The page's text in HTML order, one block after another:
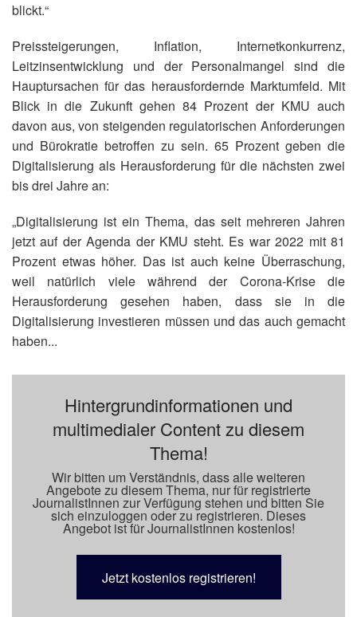
blickt.“
Preissteigerungen, Inflation, Internetkonkurrenz,
Leitzinsentwicklung und der Personalmangel sind die
Hauptursachen für das herausfordernde Marktumfeld. Mit
Blick in die Zukunft gehen 84 Prozent der KMU auch
davon aus, von steigenden regulatorischen Anforderungen
und Bürokratie betroffen zu sein. 65 Prozent geben die
Digitalisierung als Herausforderung für die nächsten zwei
bis drei Jahre an:
„Digitalisierung ist ein Thema, das seit mehreren Jahren
jetzt auf der Agenda der KMU steht. Es war 2022 mit 81
Prozent etwas höher. Das ist auch keine Überraschung,
weil natürlich viele während der Corona-Krise die
Herausforderung gesehen haben, dass sie in die
Digitalisierung investieren müssen und das auch gemacht
haben...
Hintergrundinformationen und
multimedialer Content zu diesem
Thema!
Wir bitten um Verständnis, dass alle weiteren
Angebote zu diesem Thema, nur für registrierte
JournalistInnen zur Verfügung stehen und bitten Sie
sich einzuloggen oder zu registrieren. Dieses
Angebot ist für JournalistInnen kostenlos!
Jetzt kostenlos registrieren!